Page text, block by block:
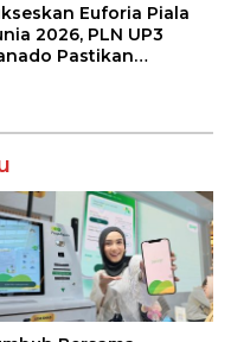
Euforia Piala
2026, PLN UP3
Pastikan